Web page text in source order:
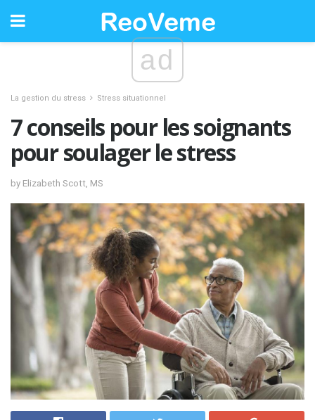
ad
La gestion du stress Stress situationnel
7 conseils pour les soignants
pour soulager le stress
by Elizabeth Scott, MS